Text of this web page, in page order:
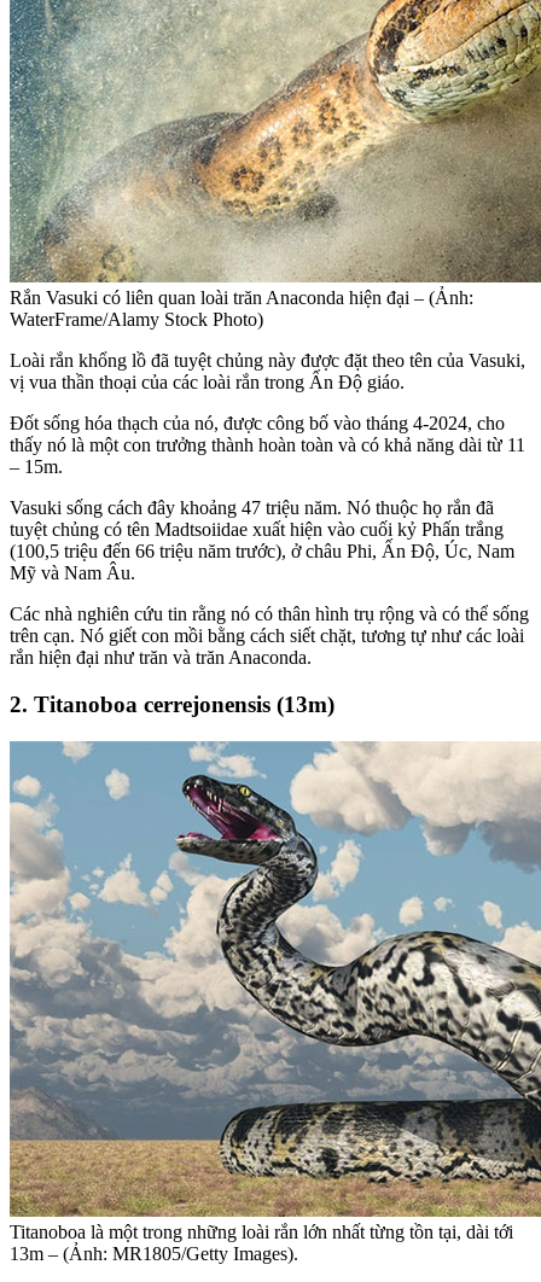
Rắn Vasuki có liên quan loài trăn Anaconda hiện đại – (Ảnh:
WaterFrame/Alamy Stock Photo)
Loài rắn khổng lồ đã tuyệt chủng này được đặt theo tên của Vasuki,
vị vua thần thoại của các loài rắn trong Ấn Độ giáo.
Đốt sống hóa thạch của nó, được công bố vào tháng 4-2024, cho
thấy nó là một con trưởng thành hoàn toàn và có khả năng dài từ 11
– 15m.
Vasuki sống cách đây khoảng 47 triệu năm. Nó thuộc họ rắn đã
tuyệt chủng có tên Madtsoiidae xuất hiện vào cuối kỷ Phấn trắng
(100,5 triệu đến 66 triệu năm trước), ở châu Phi, Ấn Độ, Úc, Nam
Mỹ và Nam Âu.
Các nhà nghiên cứu tin rằng nó có thân hình trụ rộng và có thể sống
trên cạn. Nó giết con mồi bằng cách siết chặt, tương tự như các loài
rắn hiện đại như trăn và trăn Anaconda.
2. Titanoboa cerrejonensis (13m)
Titanoboa là một trong những loài rắn lớn nhất từng tồn tại, dài tới
13m – (Ảnh: MR1805/Getty Images).